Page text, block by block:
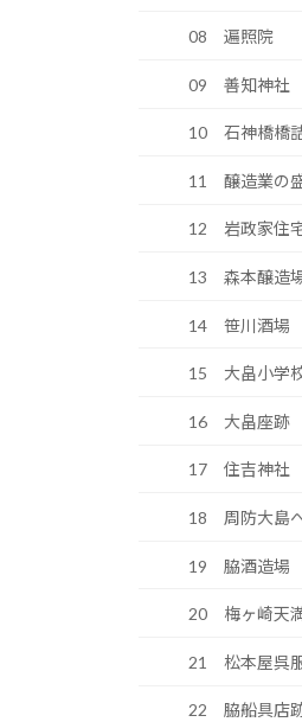
08 遍照院
09 善知神社
10 石神橋橋
11 醸造業の
12 岩政家住
13 森本醸造
14 笹川酒場
15 大畠小学
16 大畠座跡
17 住吉神社
18 周防大島
19 脇酒造場
20 梅ヶ崎天
21 松本屋呉
22 脇船具店